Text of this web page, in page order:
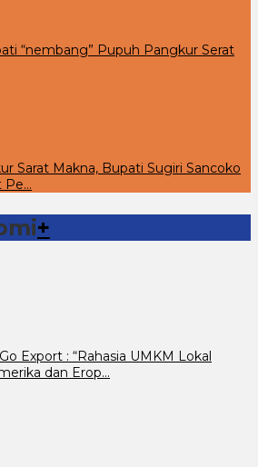
“nembang” Pupuh Pangkur Serat
Sarat Makna, Bupati Sugiri Sancoko
Pe…
+
Export : “Rahasia UMKM Lokal
dan Erop…